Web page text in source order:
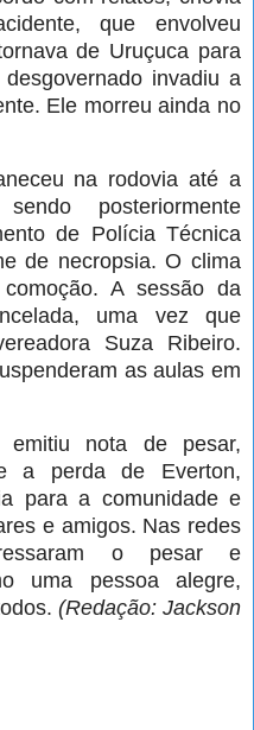
que envolveu
de Uruçuca para
invadiu a
Ele morreu ainda no
na rodovia até a
posteriormente
de Polícia Técnica
de necropsia. O clima
A sessão da
uma vez que
Suza Ribeiro.
as aulas em
emitiu nota de pesar,
a perda de Everton,
para a comunidade e
e amigos. Nas redes
o pesar e
uma pessoa alegre,
(Redação: Jackson